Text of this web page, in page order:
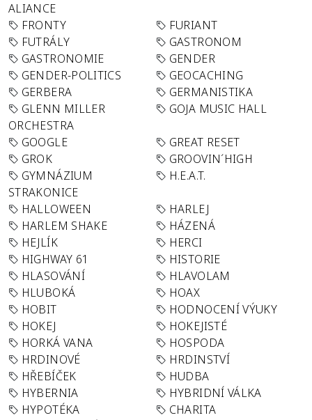
ALIANCE
FRONTY
FURIANT
FUTRÁLY
GASTRONOM
GASTRONOMIE
GENDER
GENDER-POLITICS
GEOCACHING
GERBERA
GERMANISTIKA
GLENN MILLER
ORCHESTRA
GOJA MUSIC HALL
GOOGLE
GREAT RESET
GROK
GROOVIN´HIGH
GYMNÁZIUM
STRAKONICE
H.E.A.T.
HALLOWEEN
HARLEJ
HARLEM SHAKE
HÁZENÁ
HEJLÍK
HERCI
HIGHWAY 61
HISTORIE
HLASOVÁNÍ
HLAVOLAM
HLUBOKÁ
HOAX
HOBIT
HODNOCENÍ VÝUKY
HOKEJ
HOKEJISTÉ
HORKÁ VANA
HOSPODA
HRDINOVÉ
HRDINSTVÍ
HŘEBÍČEK
HUDBA
HYBERNIA
HYBRIDNÍ VÁLKA
HYPOTÉKA
CHARITA